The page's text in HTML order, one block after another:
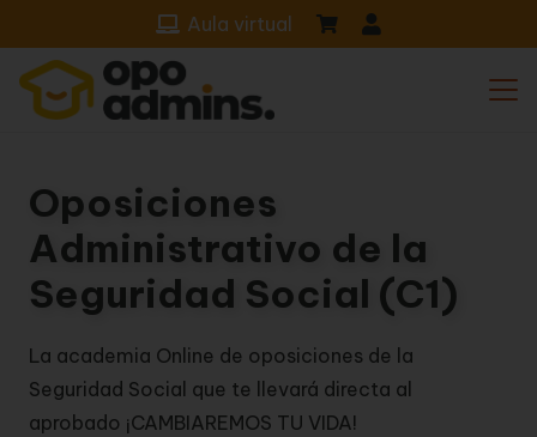
Aula virtual
Oposiciones
Administrativo de la
Seguridad Social (C1)
La academia Online de oposiciones de la
Seguridad Social que te llevará directa al
aprobado ¡CAMBIAREMOS TU VIDA!